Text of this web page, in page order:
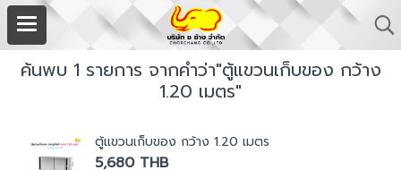
ค้นพบ 1 รายการ จากคำว่า"ตู้แขวนเก็บของ กว้าง
1.20 เมตร"
ตู้แขวนเก็บของ กว้าง 1.20 เมตร
5,680 THB